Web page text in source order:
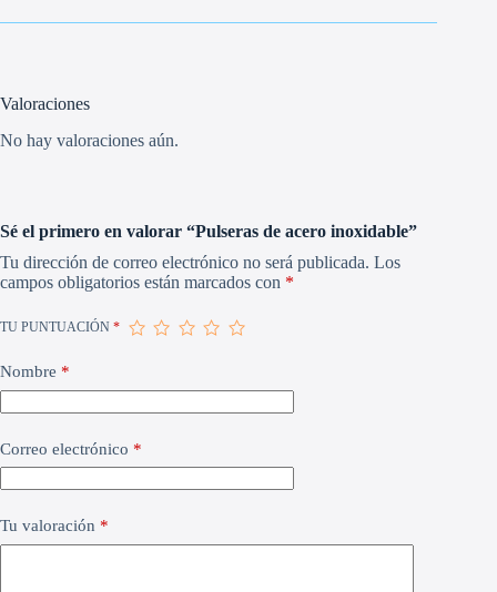
Valoraciones
No hay valoraciones aún.
Sé el primero en valorar “Pulseras de acero inoxidable”
Tu dirección de correo electrónico no será publicada. Los
campos obligatorios están marcados con *
TU PUNTUACIÓN *
Nombre *
Correo electrónico *
Tu valoración *